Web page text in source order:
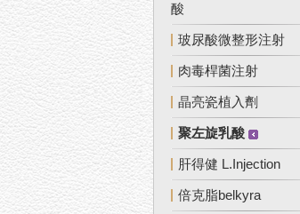
酸
玻尿酸微整形注射
肉毒桿菌注射
晶亮瓷植入劑
聚左旋乳酸
肝得健 L.Injection
倍克脂belkyra